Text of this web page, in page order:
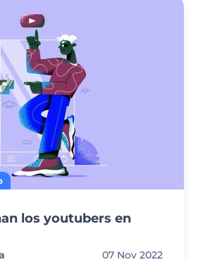
los youtubers en
07 Nov 2022